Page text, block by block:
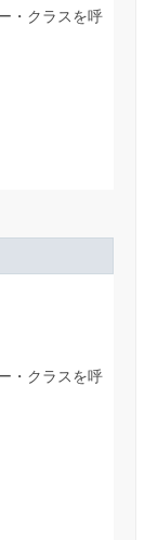
・クラスを呼
・クラスを呼